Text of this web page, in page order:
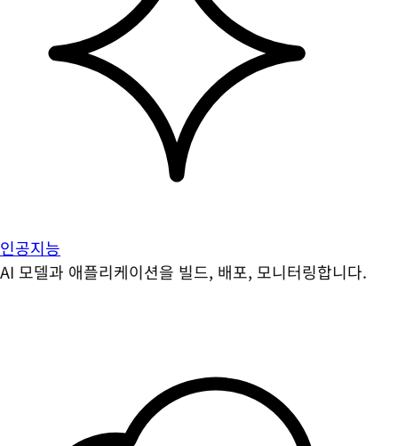
인공지능
AI 모델과 애플리케이션을 빌드, 배포, 모니터링합니다.